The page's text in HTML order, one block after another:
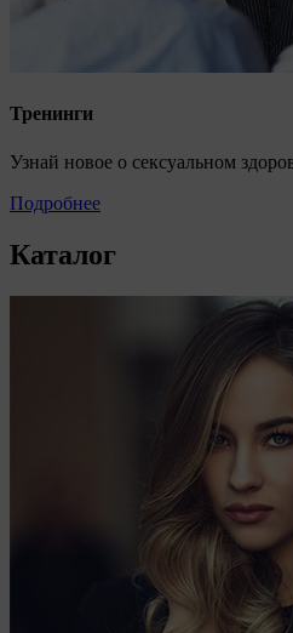
Тренинги
Узнай новое о сексуальном
Подробнее
Каталог
Matomo — это система
позволяет следит за
предоставляемых
технолоджи», 220069
Manager. Адрес: Meta
Пиксель VK Рекламы -
пользователям,
ООО «ВК», РФ, 125167,
Ленинградский
Компании, которым мы
Яндекса рекламная
ADFOX) - сервис
Адрес: Yandex Europe
6005 Luzern, Switzerland.
Google Ads - сервис
рекламы,
Ireland Ltd, Gordon
D04E5W5 Ireland.